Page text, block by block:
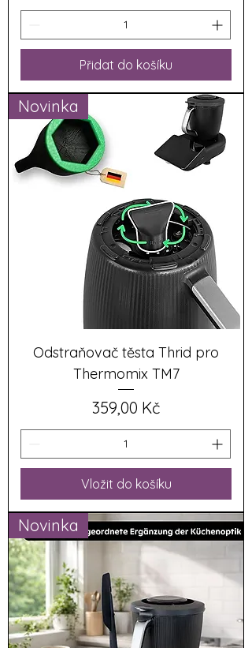
Přidat do košíku
Novinka
Odstraňovač těsta Thrid pro
Thermomix TM7
Cena
359,00 Kč
Vložit do košíku
Novinka